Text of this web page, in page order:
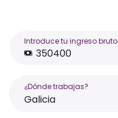
Introduce tu ingreso bruto
¿Dónde trabajas?
Galicia